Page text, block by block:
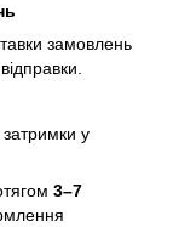
замовлень
затримки у
3–7